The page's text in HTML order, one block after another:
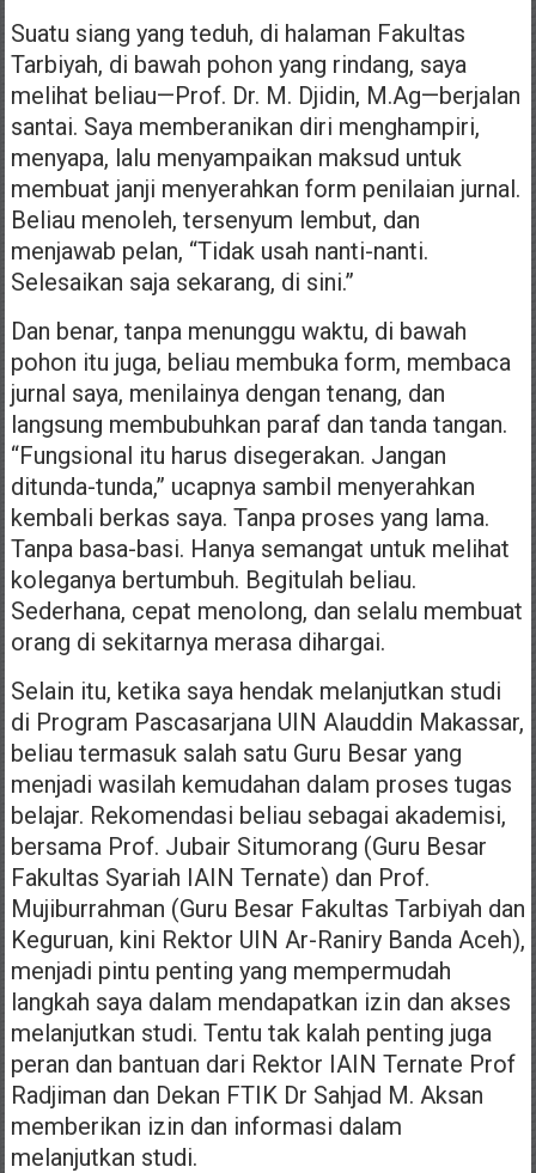
Suatu siang yang teduh, di halaman Fakultas
Tarbiyah, di bawah pohon yang rindang, saya
melihat beliau—Prof. Dr. M. Djidin, M.Ag—berjalan
santai. Saya memberanikan diri menghampiri,
menyapa, lalu menyampaikan maksud untuk
membuat janji menyerahkan form penilaian jurnal.
Beliau menoleh, tersenyum lembut, dan
menjawab pelan, “Tidak usah nanti-nanti.
Selesaikan saja sekarang, di sini.”
Dan benar, tanpa menunggu waktu, di bawah
pohon itu juga, beliau membuka form, membaca
jurnal saya, menilainya dengan tenang, dan
langsung membubuhkan paraf dan tanda tangan.
“Fungsional itu harus disegerakan. Jangan
ditunda-tunda,” ucapnya sambil menyerahkan
kembali berkas saya. Tanpa proses yang lama.
Tanpa basa-basi. Hanya semangat untuk melihat
koleganya bertumbuh. Begitulah beliau.
Sederhana, cepat menolong, dan selalu membuat
orang di sekitarnya merasa dihargai.
Selain itu, ketika saya hendak melanjutkan studi
di Program Pascasarjana UIN Alauddin Makassar,
beliau termasuk salah satu Guru Besar yang
menjadi wasilah kemudahan dalam proses tugas
belajar. Rekomendasi beliau sebagai akademisi,
bersama Prof. Jubair Situmorang (Guru Besar
Fakultas Syariah IAIN Ternate) dan Prof.
Mujiburrahman (Guru Besar Fakultas Tarbiyah dan
Keguruan, kini Rektor UIN Ar-Raniry Banda Aceh),
menjadi pintu penting yang mempermudah
langkah saya dalam mendapatkan izin dan akses
melanjutkan studi. Tentu tak kalah penting juga
peran dan bantuan dari Rektor IAIN Ternate Prof
Radjiman dan Dekan FTIK Dr Sahjad M. Aksan
memberikan izin dan informasi dalam
melanjutkan studi.